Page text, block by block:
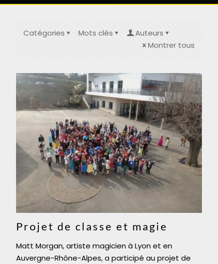
Catégories Mots clés
Auteurs
Montrer tous
Projet de classe et magie
Matt Morgan, artiste magicien à Lyon et en
Auvergne-Rhône-Alpes, a participé au projet de